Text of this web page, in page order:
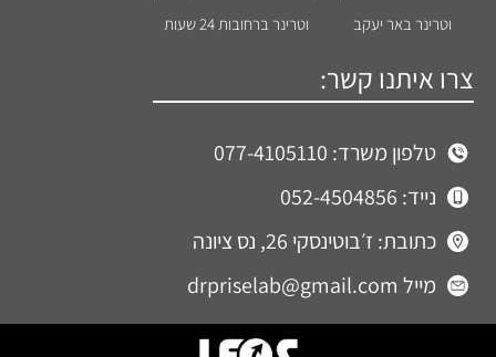
וטרינר באר יעקב
וטרינר ברחובות 24 שעות
צרו איתנו קשר:
טלפון משרד: 077-4105110
נייד: 052-4504856
כתובת: ז׳בוטינסקי 26, נס ציונה
מייל drpriselab@gmail.com